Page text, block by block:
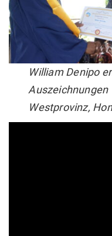
William Denipo
Auszeichnungen
Westprovinz,